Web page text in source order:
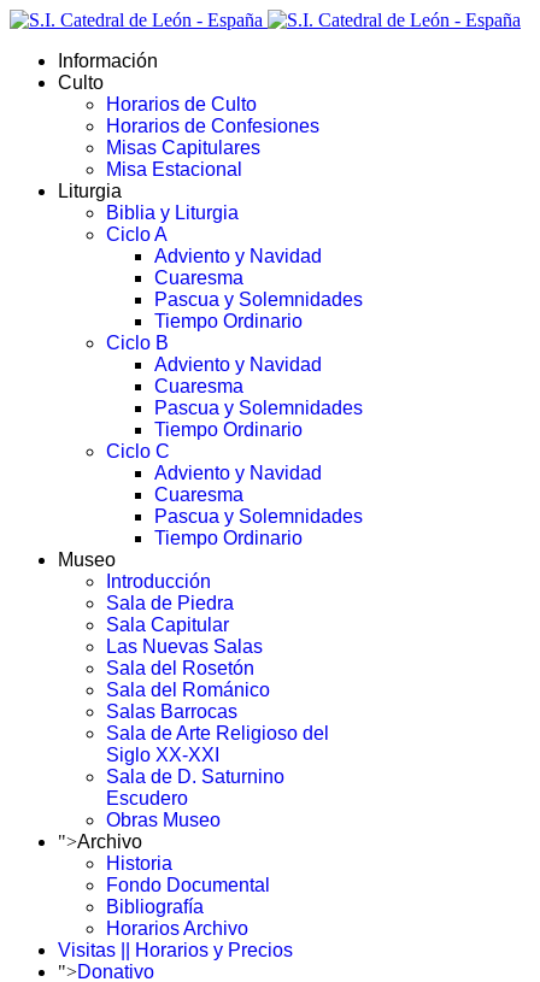
Información
Culto
Horarios de Culto
Horarios de Confesiones
Misas Capitulares
Misa Estacional
Liturgia
Biblia y Liturgia
Ciclo A
Adviento y Navidad
Cuaresma
Pascua y Solemnidades
Tiempo Ordinario
Ciclo B
Adviento y Navidad
Cuaresma
Pascua y Solemnidades
Tiempo Ordinario
Ciclo C
Adviento y Navidad
Cuaresma
Pascua y Solemnidades
Tiempo Ordinario
Museo
Introducción
Sala de Piedra
Sala Capitular
Las Nuevas Salas
Sala del Rosetón
Sala del Románico
Salas Barrocas
Sala de Arte Religioso del
Siglo XX-XXI
Sala de D. Saturnino
Escudero
Obras Museo
">Archivo
Historia
Fondo Documental
Bibliografía
Horarios Archivo
Visitas || Horarios y Precios
">Donativo